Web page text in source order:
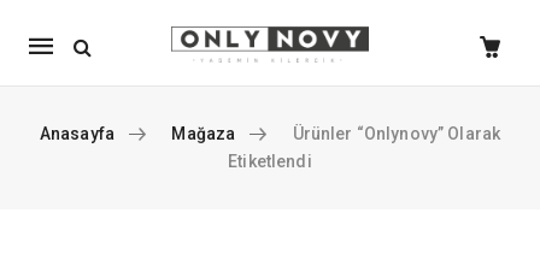
Mobile
navigation
Anasayfa Mağaza
Ürünler “Onlynovy” Olarak
Etiketlendi